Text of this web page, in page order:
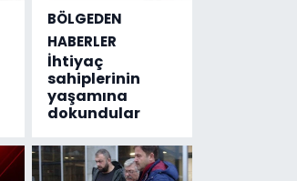
BÖLGEDEN
HABERLER
İhtiyaç
sahiplerinin
yaşamına
dokundular